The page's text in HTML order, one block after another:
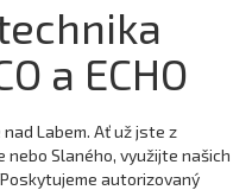
a ECHO
Labem. Ať už jste z
nebo Slaného, využijte našich
autorizovaný